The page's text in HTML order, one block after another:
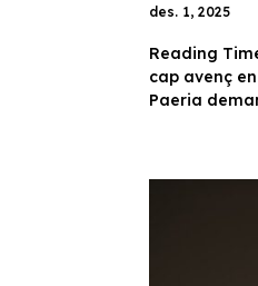
des. 1, 2025
Reading
cap avenç
Paeria